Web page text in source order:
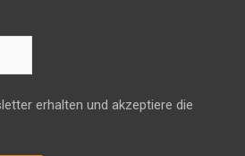
erhalten und akzeptiere die